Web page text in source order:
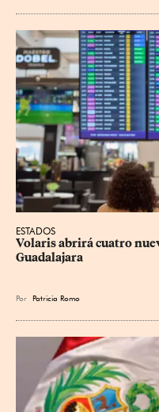
ESTADOS
Volaris abrirá cuatro
Guadalajara
Por Patricia Romo